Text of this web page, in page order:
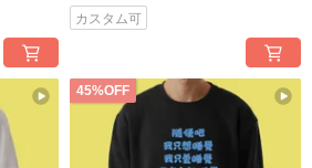
カスタム可
45%OFF